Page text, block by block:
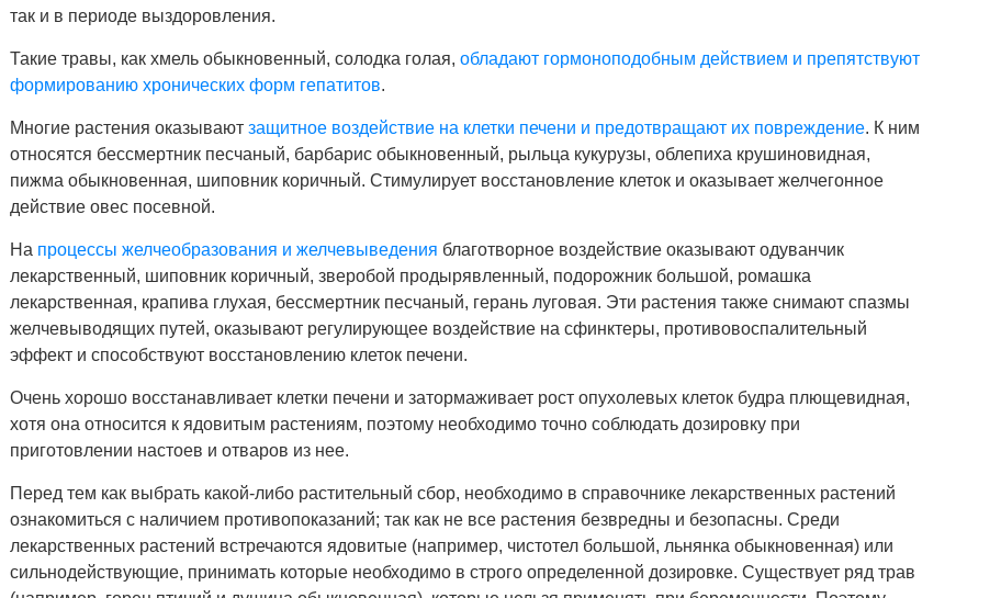
так и в периоде выздоровления.
Такие травы, как хмель обыкновенный, солодка голая, обладают гормоноподобным действием и препятствуют
формированию хронических форм гепатитов.
Многие растения оказывают защитное воздействие на клетки печени и предотвращают их повреждение. К ним
относятся бессмертник песчаный, барбарис обыкновенный, рыльца кукурузы, облепиха крушиновидная,
пижма обыкновенная, шиповник коричный. Стимулирует восстановление клеток и оказывает желчегонное
действие овес посевной.
На процессы желчеобразования и желчевыведения благотворное воздействие оказывают одуванчик
лекарственный, шиповник коричный, зверобой продырявленный, подорожник большой, ромашка
лекарственная, крапива глухая, бессмертник песчаный, герань луговая. Эти растения также снимают спазмы
желчевыводящих путей, оказывают регулирующее воздействие на сфинктеры, противовоспалительный
эффект и способствуют восстановлению клеток печени.
Очень хорошо восстанавливает клетки печени и затормаживает рост опухолевых клеток будра плющевидная,
хотя она относится к ядовитым растениям, поэтому необходимо точно соблюдать дозировку при
приготовлении настоев и отваров из нее.
Перед тем как выбрать какой-либо растительный сбор, необходимо в справочнике лекарственных растений
ознакомиться с наличием противопоказаний; так как не все растения безвредны и безопасны. Среди
лекарственных растений встречаются ядовитые (например, чистотел большой, льнянка обыкновенная) или
сильнодействующие, принимать которые необходимо в строго определенной дозировке. Существует ряд трав